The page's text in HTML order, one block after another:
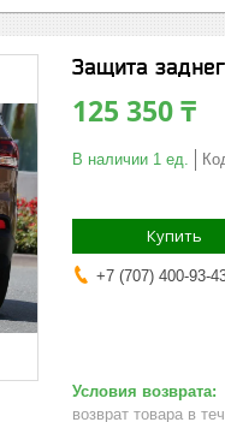
Защита
125 350 ₸
В наличии 1 ед.
Купить
+7 (707) 400-93-
возврат товара в